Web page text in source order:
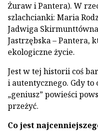
Żuraw i Pantera). W
szlachcianki: Maria
Jadwiga
Jastrzębska – Pantera,
ekologiczne życie.
Jest w tej historii coś
i autentycznego. Gdy to
„geniusz” powieści
przeżyć.
Co jest